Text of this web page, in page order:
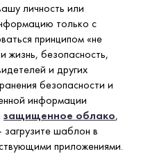
личность или
только с
принципом «не
жизнь, безопасность,
и других
безопасности и
информации
защищенное облако,
шаблон в
приложениями.